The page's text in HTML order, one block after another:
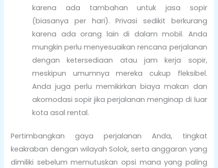
karena ada tambahan untuk jasa sopir
(biasanya per hari). Privasi sedikit berkurang
karena ada orang lain di dalam mobil. Anda
mungkin perlu menyesuaikan rencana perjalanan
dengan ketersediaan atau jam kerja sopir,
meskipun umumnya mereka cukup fleksibel.
Anda juga perlu memikirkan biaya makan dan
akomodasi sopir jika perjalanan menginap di luar
kota asal rental.
Pertimbangkan gaya perjalanan Anda, tingkat
keakraban dengan wilayah Solok, serta anggaran yang
dimiliki sebelum memutuskan opsi mana yang paling